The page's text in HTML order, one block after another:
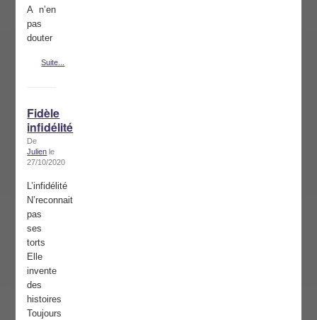
A n’en
pas
douter
Suite...
Fidèle
infidélité
De
Julien le
27/10/2020
L’infidélité
N’reconnait
pas
ses
torts
Elle
invente
des
histoires
Toujours